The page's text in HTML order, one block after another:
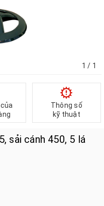
1 / 1
Thông số
kỹ thuật
sải cánh 450, 5 lá